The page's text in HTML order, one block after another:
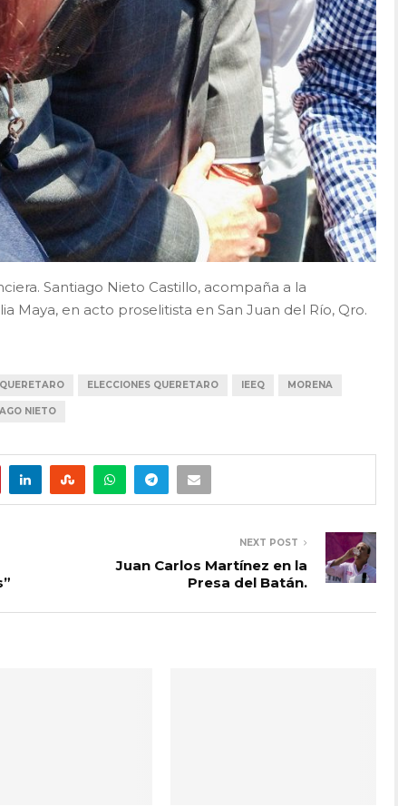
Santiago Nieto Castillo, acompaña a la
Maya, en acto proselitista en San Juan del Río, Qro.
ELECCIONES QUERETARO IEEQ MORENA
NIETO
NEXT POST
Juan Carlos Martínez en la
Presa del Batán.